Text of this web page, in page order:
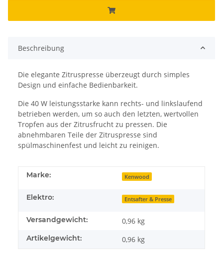
Beschreibung
Die elegante Zitruspresse überzeugt durch simples
Design und einfache Bedienbarkeit.
Die 40 W leistungsstarke kann rechts- und linkslaufend
betrieben werden, um so auch den letzten, wertvollen
Tropfen aus der Zitrusfrucht zu pressen. Die
abnehmbaren Teile der Zitruspresse sind
spülmaschinenfest und leicht zu reinigen.
Marke: Kenwood
Elektro: Entsafter & Presse
Versandgewicht: 0,96 kg
Artikelgewicht: 0,96 kg